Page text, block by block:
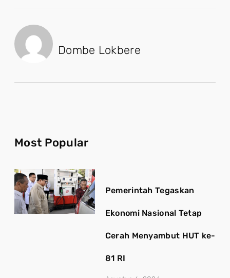
Dombe Lokbere
Most Popular
Pemerintah Tegaskan
Ekonomi Nasional Tetap
Cerah Menyambut HUT ke-
81 RI